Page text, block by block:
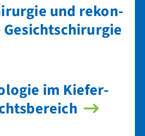
und rekon­
im Kiefer-